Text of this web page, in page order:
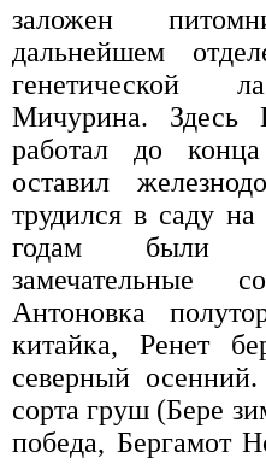
заложен
дальнейшем
генетической
Мичурина. Здесь
работал до
оставил
трудился в саду
годам были
замечательные
Антоновка
китайка, Ренет
северный
сорта груш (Бере
победа, Бергамот